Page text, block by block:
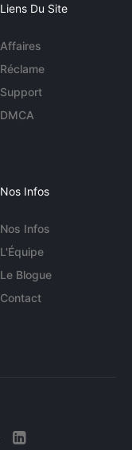
Liens Du Site
Affaires
Réclame
Support
DMCA
Nos Infos
Nos Infos
L'Équipe
Le Blogue
Contact